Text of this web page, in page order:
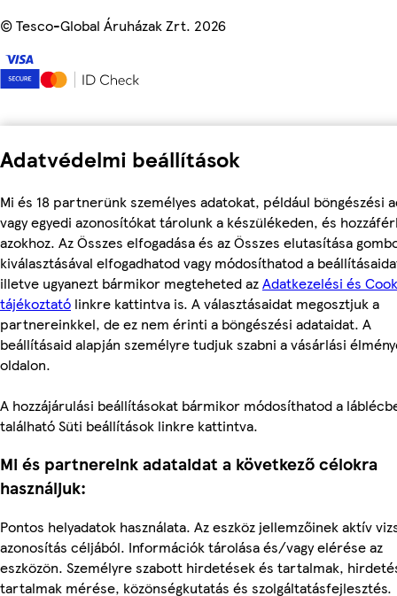
Adatvédelmi beállítások
Mi és 18 partnerünk személyes adatokat, például böngészési
vagy egyedi azonosítókat tárolunk a készülékeden, és
azokhoz. Az Összes elfogadása és az Összes elutasítása
kiválasztásával elfogadhatod vagy módosíthatod a
illetve ugyanezt bármikor megteheted azAdatkezelési és
tájékoztató linkre kattintva is. A választásaidat megosztjuk a
partnereinkkel, de ez nem érinti a böngészési adataidat. A
beállításaid alapján személyre tudjuk szabni a vásárlási
oldalon.
A hozzájárulási beállításokat bármikor módosíthatod a
található Süti beállítások linkre kattintva.
Mi és partnereink adataidat a következő célokra
használjuk:
Pontos helyadatok használata. Az eszköz jellemzőinek aktív
azonosítás céljából. Információk tárolása és/vagy elérése az
eszközön. Személyre szabott hirdetések és tartalmak,
tartalmak mérése, közönségkutatás és szolgáltatásfejlesztés.
©Tesco-Global Áruházak Zrt. 2026